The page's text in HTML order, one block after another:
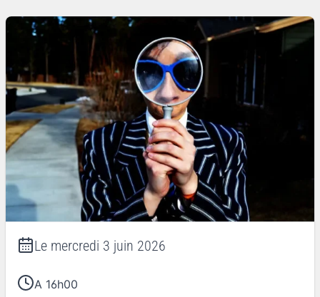
Le mercredi 3 juin 2026
A 16h00